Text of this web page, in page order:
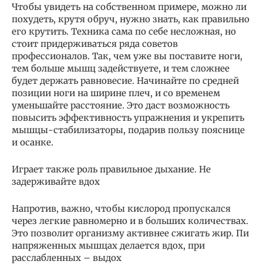
Чтобы увидеть на собственном примере, можно ли
похудеть, крутя обруч, нужно знать, как правильно
его крутить. Техника сама по себе несложная, но
стоит придерживаться ряда советов
профессионалов. Так, чем уже вы поставите ноги,
тем больше мышц задействуете, и тем сложнее
будет держать равновесие. Начинайте по средней
позиции ноги на ширине плеч, и со временем
уменьшайте расстояние. Это даст возможность
повысить эффективность упражнения и укрепить
мышцы-стабилизаторы, подарив пользу пояснице
и осанке.
Играет также роль правильное дыхание. Не
задерживайте вдох
Напротив, важно, чтобы кислород пропускался
через легкие равномерно и в больших количествах.
Это позволит организму активнее сжигать жир. Пи
напряженных мышцах делается вдох, при
расслабленных – выдох